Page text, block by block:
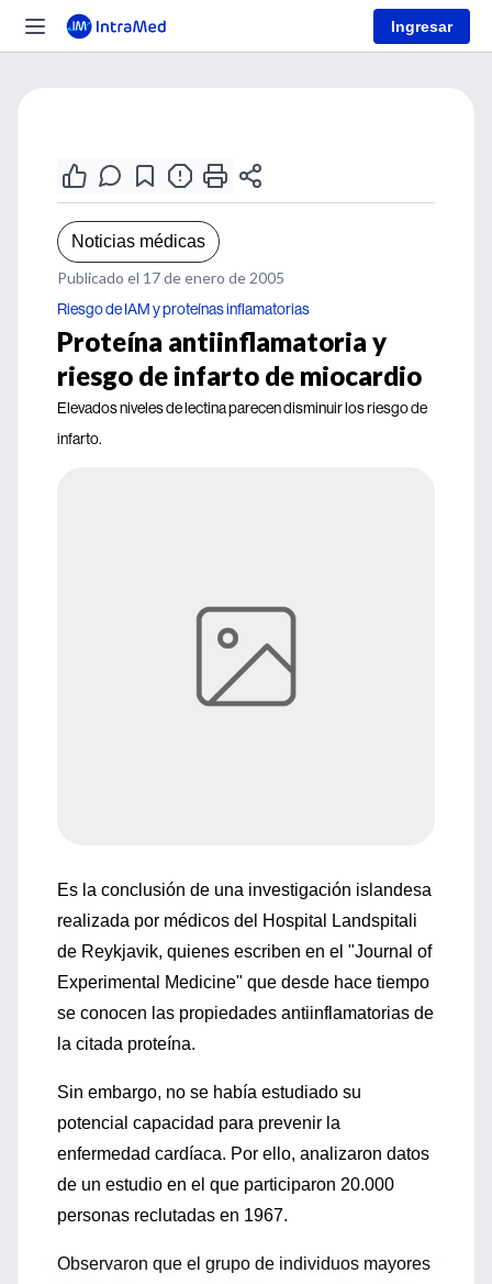
Ingresar
Noticias médicas
Publicado el 17 de enero de 2005
Riesgo de IAM y proteínas inflamatorias
Proteína antiinflamatoria y
riesgo de infarto de miocardio
Elevados niveles de lectina parecen disminuir los riesgo de
infarto.
Es la conclusión de una investigación islandesa
realizada por médicos del Hospital Landspitali
de Reykjavik, quienes escriben en el "Journal of
Experimental Medicine" que desde hace tiempo
se conocen las propiedades antiinflamatorias de
la citada proteína.
Sin embargo, no se había estudiado su
potencial capacidad para prevenir la
enfermedad cardíaca. Por ello, analizaron datos
de un estudio en el que participaron 20.000
personas reclutadas en 1967.
Observaron que el grupo de individuos mayores